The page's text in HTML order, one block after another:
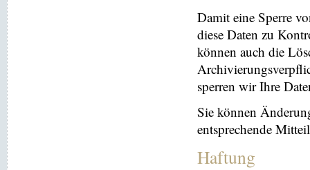
Damit eine Sperre
diese Daten zu
können auch die
sperren wir Ihre
Sie können
entsprechende
Haftung